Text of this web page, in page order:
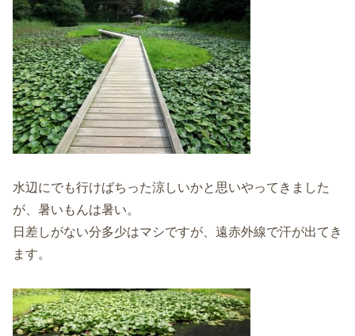
水辺にでも行けばちった涼しいかと思いやってきました
が、暑いもんは暑い。
日差しがない分多少はマシですが、遠赤外線で汗が出てき
ます。